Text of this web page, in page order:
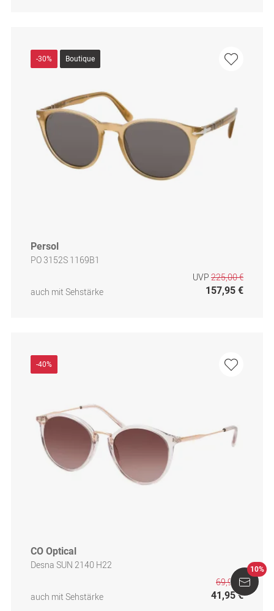
-30% Boutique
Persol
PO 3152S 1169B1
auch mit Sehstärke
UVP 225,00 €
157,95 €
-40%
CO Optical
Desna SUN 2140 H22
auch mit Sehstärke
69,95 €
41,95 €
10%